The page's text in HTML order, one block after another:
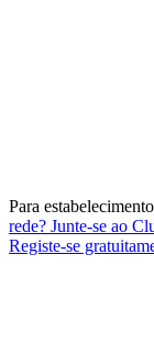
Para
rede? Junte-se ao
Registe-se